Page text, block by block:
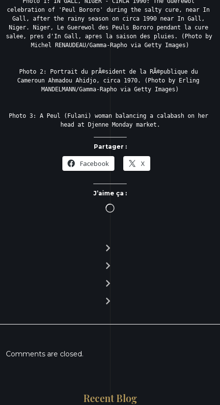
celebration of 'Peul Bororo' during the salty cure, near In
Gall, after the rainy season on circa 1990 near In Gall,
Niger. Niger, Le Guerewol des Peuls Bororo pendant la cure
salee, pres d'In Gall, apres la saison des pluies. (Photo by
Michel RENAUDEAU/Gamma-Rapho via Getty Images)
Photo 2: Portrait du prÃ©sident de la RÃ©publique du
Cameroun Ahmadou Ahidjo, circa 1970. (Photo by Erling
MANDELMANN/Gamma-Rapho via Getty Images)
Photo 3: A Peul (Fulani) woman balancing a calabash on her
head at Djenne Monday market.
Partager :
Facebook X
J’aime ça :
Comments are closed.
Recent Blog